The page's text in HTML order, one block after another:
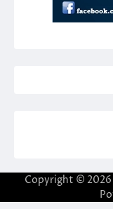
Copyright © 2026